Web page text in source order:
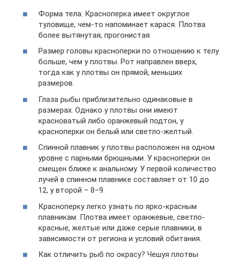
Форма тела. Красноперка имеет округлое
туловище, чем-то напоминает карася. Плотва
более вытянутая, прогонистая.
Размер головы красноперки по отношению к телу
больше, чем у плотвы. Рот направлен вверх,
тогда как у плотвы он прямой, меньших
размеров.
Глаза рыбы приблизительно одинаковые в
размерах. Однако у плотвы они имеют
красноватый либо оранжевый подтон, у
красноперки он белый или светло-желтый.
Спинной плавник у плотвы расположен на одном
уровне с парными брюшными. У красноперки он
смещен ближе к анальному. У первой количество
лучей в спинном плавнике составляет от 10 до
12, у второй – 8–9.
Красноперку легко узнать по ярко-красным
плавникам. Плотва имеет оранжевые, светло-
красные, желтые или даже серые плавники, в
зависимости от региона и условий обитания.
Как отличить рыб по окрасу? Чешуя плотвы